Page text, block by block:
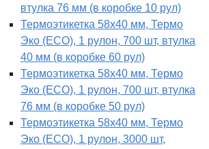
втулка 76 мм (в коробке 10 рул)
Термоэтикетка 58х40 мм, Термо
Эко (ECO), 1 рулон, 700 шт, втулка
40 мм (в коробке 60 рул)
Термоэтикетка 58х40 мм, Термо
Эко (ECO), 1 рулон, 700 шт, втулка
76 мм (в коробке 50 рул)
Термоэтикетка 58х40 мм, Термо
Эко (ECO), 1 рулон, 3000 шт,